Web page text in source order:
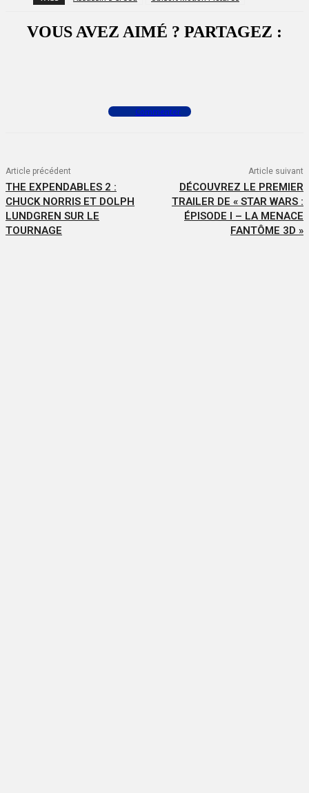
VOUS AVEZ AIMÉ ? PARTAGEZ :
Commenter
Article précédent
THE EXPENDABLES 2 :
CHUCK NORRIS ET DOLPH
LUNDGREN SUR LE
TOURNAGE
Article suivant
DÉCOUVREZ LE PREMIER
TRAILER DE « STAR WARS :
ÉPISODE I – LA MENACE
FANTÔME 3D »